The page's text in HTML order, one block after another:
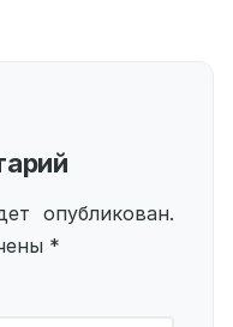
опубликован.
*